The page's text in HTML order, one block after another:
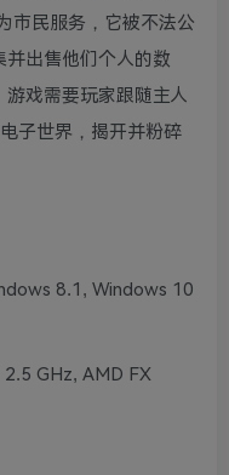
市民服务，它被不法公
出售他们个人的数
戏需要玩家跟随主人
子世界，揭开并粉碎
8.1, Windows 10
GHz, AMD FX